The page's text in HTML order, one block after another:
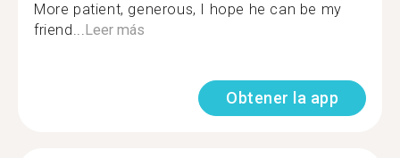
More patient, generous, I hope he can be my
friend...Leer más
Obtener la app